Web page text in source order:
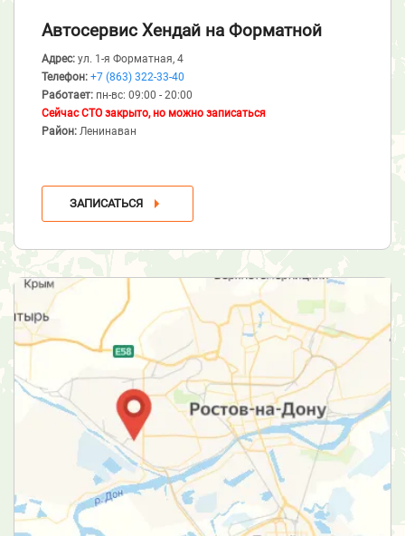
Автосервис Хендай на Форматной
Адрес: ул. 1-я Форматная, 4
Телефон: +7 (863) 322-33-40
Работает: пн-вс: 09:00 - 20:00
Сейчас СТО закрыто, но можно записаться
Район: Ленинаван
ЗАПИСАТЬСЯ